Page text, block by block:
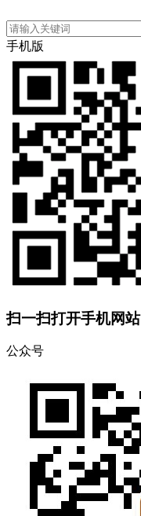
手机版
扫一扫打开手机网站
公众号